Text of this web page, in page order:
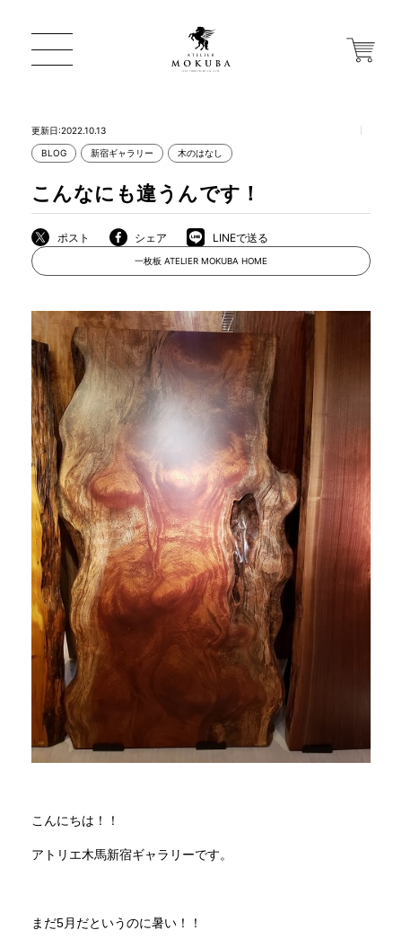
店舗から探す
MOKUBA について
商品情報
直営店
イベント
WEBカタログ
全商品一覧
新入荷情報
INFORMATION
MOKUBA CHANNEL
更新日:2022.10.13
BLOG 新宿ギャラリー 木のはなし
こんなにも違うんです！
ポスト シェア LINEで送る
一枚板 ATELIER MOKUBA HOME
こんにちは！！
アトリエ木馬新宿ギャラリーです。
まだ5月だというのに暑い！！